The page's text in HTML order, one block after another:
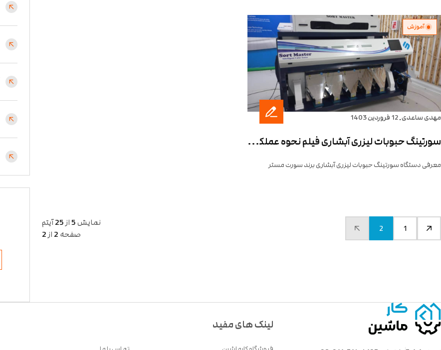
آموزش
مهدی ساعدی.12 فروردین 1403
سورتینگ حبوبات لیزری آبشاری فیلم نحوه عملکرد و قیمت در سال 1403
معرفی دستگاه سورتینگ حبوبات لیزری آبشاری برند سورت مستر
1
2
نمایش5از25آیتم
صفحه 2 از2
لینک های مفید